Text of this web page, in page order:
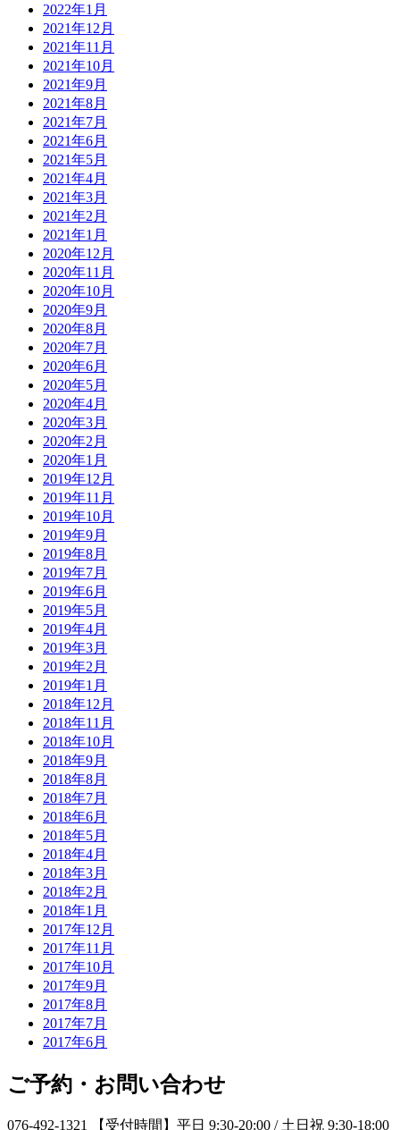
2022年1月
2021年12月
2021年11月
2021年10月
2021年9月
2021年8月
2021年7月
2021年6月
2021年5月
2021年4月
2021年3月
2021年2月
2021年1月
2020年12月
2020年11月
2020年10月
2020年9月
2020年8月
2020年7月
2020年6月
2020年5月
2020年4月
2020年3月
2020年2月
2020年1月
2019年12月
2019年11月
2019年10月
2019年9月
2019年8月
2019年7月
2019年6月
2019年5月
2019年4月
2019年3月
2019年2月
2019年1月
2018年12月
2018年11月
2018年10月
2018年9月
2018年8月
2018年7月
2018年6月
2018年5月
2018年4月
2018年3月
2018年2月
2018年1月
2017年12月
2017年11月
2017年10月
2017年9月
2017年8月
2017年7月
2017年6月
ご予約・お問い合わせ
076-492-1321 【受付時間】平日 9:30-20:00 / 土日祝 9:30-18:00